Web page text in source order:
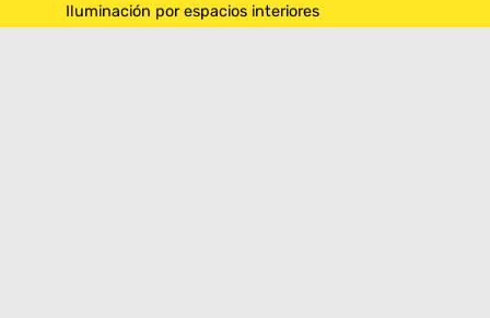
Iluminación por espacios interiores